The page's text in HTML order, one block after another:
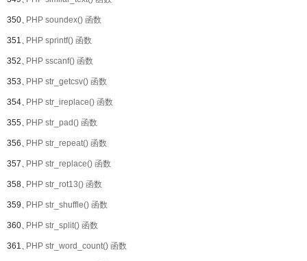
350、PHP soundex() 函数
351、PHP sprintf() 函数
352、PHP sscanf() 函数
353、PHP str_getcsv() 函数
354、PHP str_ireplace() 函数
355、PHP str_pad() 函数
356、PHP str_repeat() 函数
357、PHP str_replace() 函数
358、PHP str_rot13() 函数
359、PHP str_shuffle() 函数
360、PHP str_split() 函数
361、PHP str_word_count() 函数